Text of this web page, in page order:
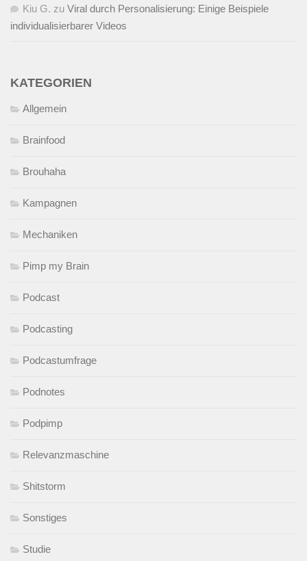
Kiu G. zu Viral durch Personalisierung: Einige Beispiele
individualisierbarer Videos
KATEGORIEN
Allgemein
Brainfood
Brouhaha
Kampagnen
Mechaniken
Pimp my Brain
Podcast
Podcasting
Podcastumfrage
Podnotes
Podpimp
Relevanzmaschine
Shitstorm
Sonstiges
Studie